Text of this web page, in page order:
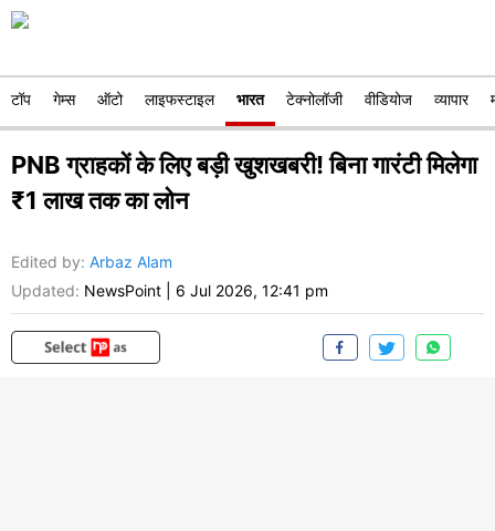
टॉप गेम्स ऑटो लाइफस्टाइल भारत टेक्नोलॉजी वीडियोज व्यापार
PNB ग्राहकों के लिए बड़ी खुशखबरी! बिना गारंटी मिलेगा
₹1 लाख तक का लोन
Edited by: Arbaz Alam
Updated: NewsPoint 6 Jul 2026, 12:41 pm